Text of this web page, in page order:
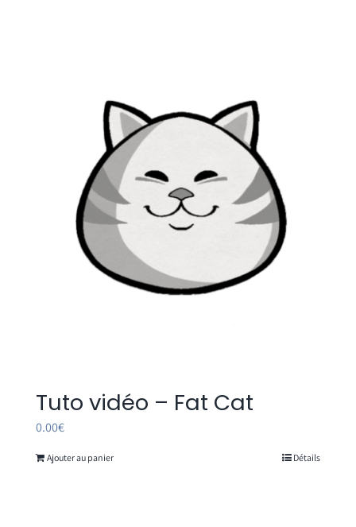
Tuto vidéo – Fat Cat
0.00€
Ajouter au panier Détails